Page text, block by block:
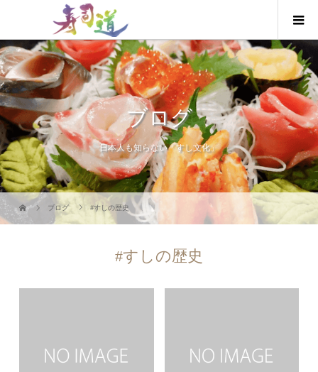
ブログ
日本人も知らない「すし文化」
ブログ #すしの歴史
#すしの歴史